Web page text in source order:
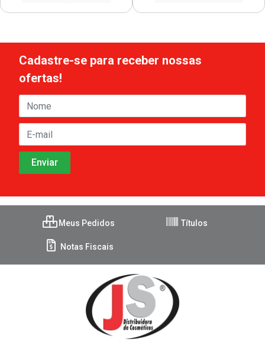
Cadastre-se para receber nossas
ofertas!
Meus Pedidos Títulos
Notas Fiscais